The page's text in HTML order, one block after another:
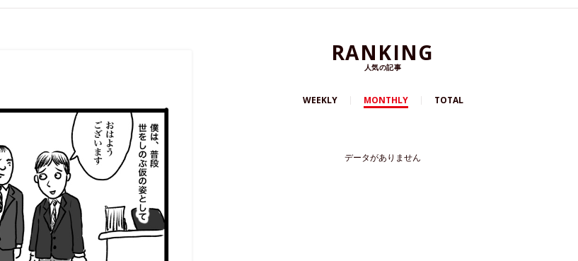
RANKING
人気の記事
WEEKLY MONTHLY TOTAL
データがありません